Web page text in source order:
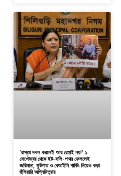
‘রাস্তা দখল করলেই আর রেহাই নয়!’ ১
সেপ্টেম্বর থেকে ইট-বালি-পাথর ফেললেই
জরিমানা, ফুটপাত ও বেআইনি পার্কিং নিয়েও কড়া
হুঁশিয়ারি অগ্নিমিত্রার